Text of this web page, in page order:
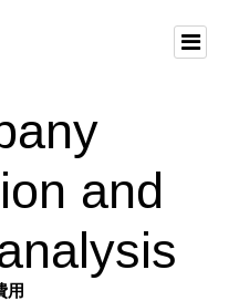
and
用